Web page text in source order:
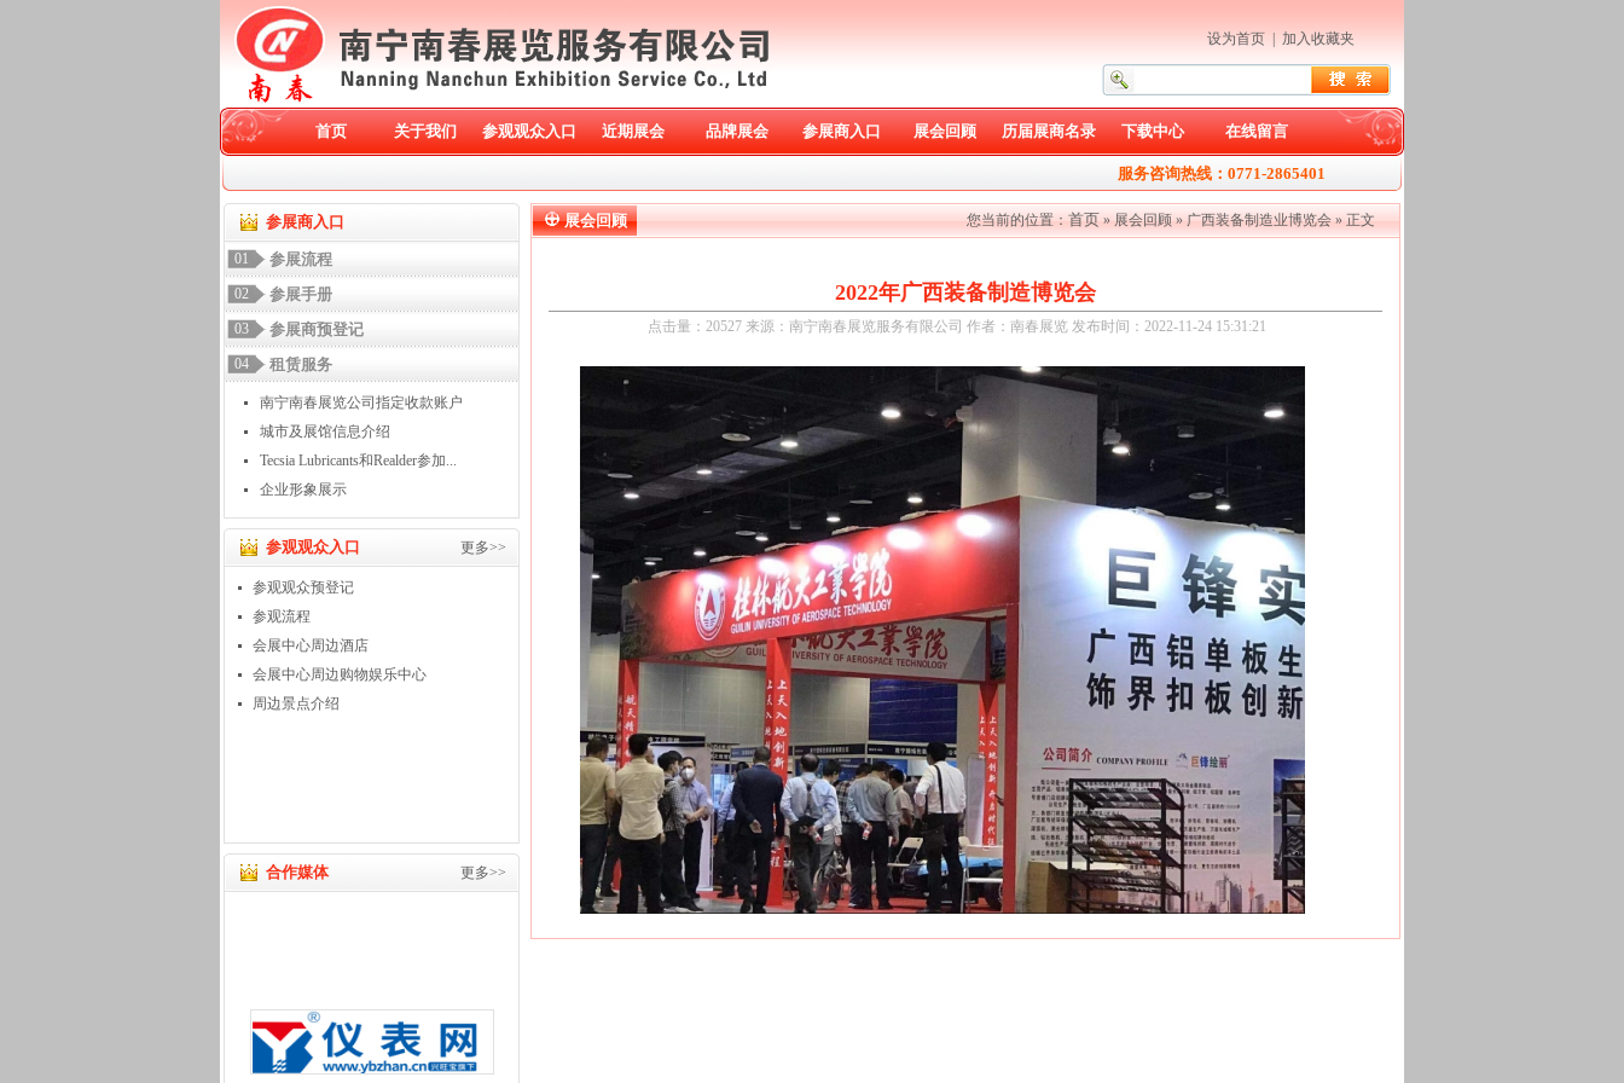
设为首页 加入收藏夹
首页 关于我们 参观观众入口 近期展会 品牌展会 参展商入口 展会回顾 历届展商名录 下载中心 在线留言
服务咨询热线：0771-2865401
参展商入口
01 参展流程
02 参展手册
03 参展商预登记
04 租赁服务
南宁南春展览公司指定收款账户
城市及展馆信息介绍
Tecsia Lubricants和Realder参加...
企业形象展示
参观观众入口 更多>>
参观观众预登记
参观流程
会展中心周边酒店
会展中心周边购物娱乐中心
周边景点介绍
合作媒体 更多>>
展会回顾 您当前的位置：首页»展会回顾»广西装备制造业博览会» 正文
2022年广西装备制造博览会
点击量： 20527 来源：南宁南春展览服务有限公司 作者：南春展览 发布时间：2022-11-24 15:31:21